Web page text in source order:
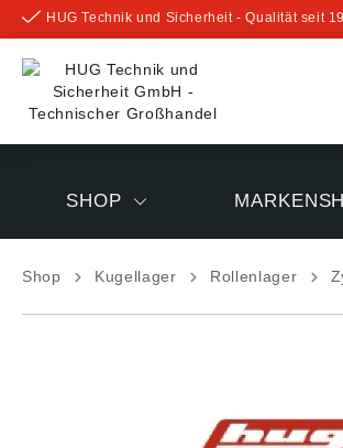
springen
HUG Technik und Sicherheit - Qualität seit
SHOP
Shop Kugellager Rollenlager